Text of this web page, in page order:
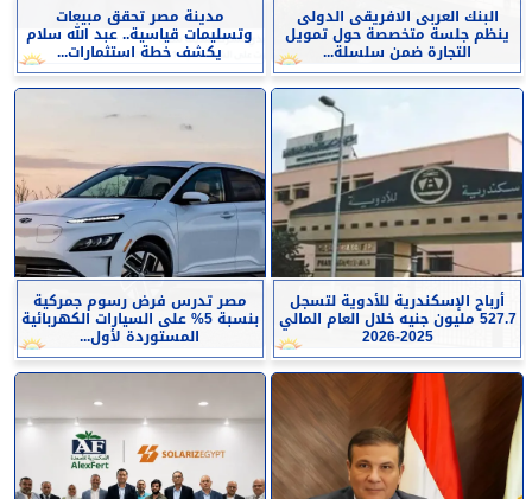
البنك العربى الافريقى الدولى
ينظم جلسة متخصصة حول تمويل
التجارة ضمن سلسلة...
مدينة مصر تحقق مبيعات
وتسليمات قياسية.. عبد الله سلام
يكشف خطة استثمارات...
أرباح الإسكندرية للأدوية لتسجل
527.7 مليون جنيه خلال العام المالي
2025-2026
مصر تدرس فرض رسوم جمركية
بنسبة 5% على السيارات الكهربائية
المستوردة لأول...